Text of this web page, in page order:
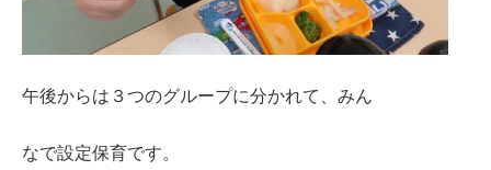
午後からは３つのグループに分かれて、みん
なで設定保育です。